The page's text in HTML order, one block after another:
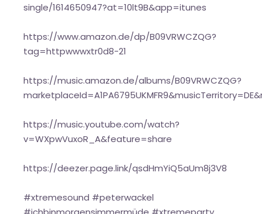
single/1614650947?at=10lt9B&app=itunes
https://www.amazon.de/dp/B09VRWCZQG?
tag=httpwwwxtr0d8-21
https://music.amazon.de/albums/B09VRWCZQG?
https://music.youtube.com/watch?
v=WXpwVuxoR_A&feature=share
https://deezer.page.link/qsdHmYiQ5aUm8j3V8
#xtremesound #peterwackel